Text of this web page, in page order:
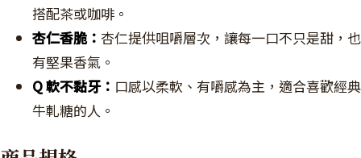
搭配茶或咖啡。
杏仁香脆： 杏仁提供咀嚼層次，讓每一口不只是甜，也
有堅果香氣。
Q 軟不黏牙： 口感以柔軟、有嚼感為主，適合喜歡經典
牛軋糖的人。